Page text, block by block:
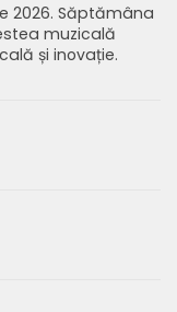
2026. Săptămâna
muzicală
și inovație.